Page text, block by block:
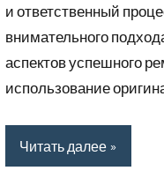
и ответственный
внимательного
аспектов успешного
использование
Читать далее